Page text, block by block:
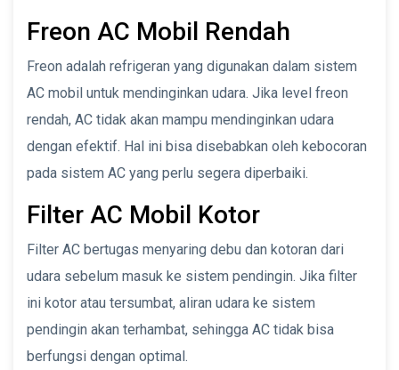
Freon AC Mobil Rendah
Freon adalah refrigeran yang digunakan dalam sistem
AC mobil untuk mendinginkan udara. Jika level freon
rendah, AC tidak akan mampu mendinginkan udara
dengan efektif. Hal ini bisa disebabkan oleh kebocoran
pada sistem AC yang perlu segera diperbaiki.
Filter AC Mobil Kotor
Filter AC bertugas menyaring debu dan kotoran dari
udara sebelum masuk ke sistem pendingin. Jika filter
ini kotor atau tersumbat, aliran udara ke sistem
pendingin akan terhambat, sehingga AC tidak bisa
berfungsi dengan optimal.